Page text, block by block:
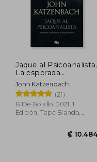
Jaque al Psicoanalista.
La esperada
continuación de El
Psicoanalista
John Katzenbach
(21)
B De Bolsillo, 2021, 1
Edición, Tapa Blanda,